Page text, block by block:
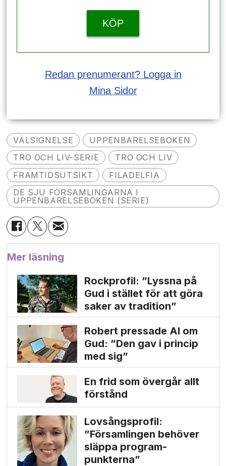
KÖP
Redan prenumerant? Logga in
Mina Sidor
VÄLSIGNELSE
UPPENBARELSEBOKEN
TRO OCH LIV-SERIE
TRO OCH LIV
FRAMTIDSUTSIKT
FILADELFIA
DE SJU FÖRSAMLINGARNA I
UPPENBARELSEBOKEN (SERIE)
Mer läsning
Rockprofil: ”Lyssna på
Gud i stället för att göra
saker av tradition”
Robert pressade Al om
Gud: ”Den gav i princip
med sig”
En frid som övergår allt
förstånd
Lovsångsprofil:
”Församlingen behöver
släppa program­
punkterna”